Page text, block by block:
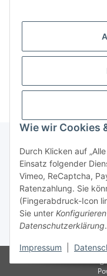
Wie wir Cookies
Durch Klicken auf
Einsatz folgender
Vimeo, ReCaptcha,
Ratenzahlung. Sie
(Fingerabdruck-Icon
Sie unter Konfigurieren
Datenschutzerklärung.
Impressum
Preise nach Anmeldung
Informationen
Gesetzliche
* Alle Preise zzgl. gesetzlicher